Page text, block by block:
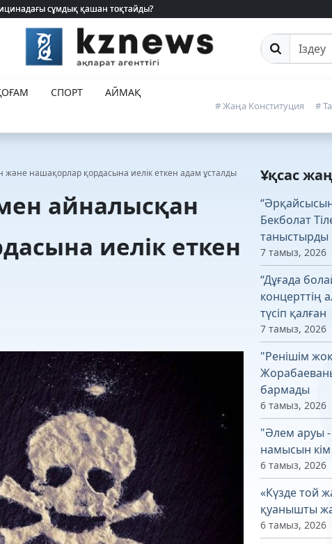
сұмдық қашан тоқтайды?
сұмдық қашан тоқтайды?
Сайттан іздеу
СПОРТ
АЙМАҚ
# Жаңа Конституция #
және нашақорлар қордасына иелік еткен адам ұсталды
айналысқан
иелік еткен
Ұқсас
Бекболат
таныстырды
7 тамыз, 2026
“Дұғада
концерттің
түсіп қалған
7 тамыз, 2026
"Ренішім
бармады
6 тамыз, 2026
"Әлем аруы -
намысын кім
6 тамыз, 2026
«Күзде той
қуанышты
6 тамыз, 2026